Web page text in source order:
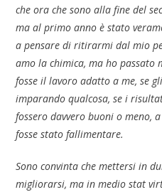
che ora che sono alla fine del
ma al primo anno è stato
a pensare di ritirarmi dal mio
amo la chimica, ma ho passato
fosse il lavoro adatto a me, se
imparando qualcosa, se i
fossero davvero buoni o meno,
fosse stato fallimentare.
Sono convinta che mettersi in
migliorarsi, ma in medio stat